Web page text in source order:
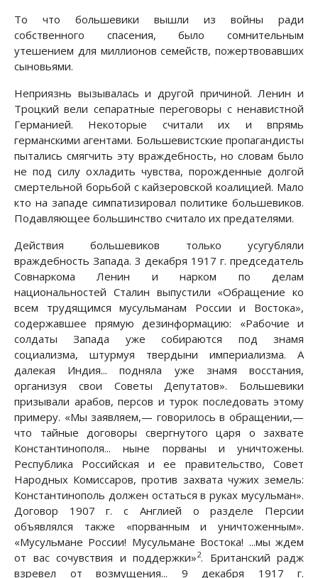
То что большевики вышли из войны ради
собственного спасения, было сомнительным
утешением для миллионов семейств, пожертвовавших
сыновьями.
Неприязнь вызывалась и другой причиной. Ленин и
Троцкий вели сепаратные переговоры с ненавистной
Германией. Некоторые считали их и впрямь
германскими агентами. Большевистские пропагандисты
пытались смягчить эту враждебность, но словам было
не под силу охладить чувства, порожденные долгой
смертельной борьбой с кайзеровской коалицией. Мало
кто на западе симпатизировал политике большевиков.
Подавляющее большинство считало их предателями.
Действия большевиков только усугубляли
враждебность Запада. 3 декабря 1917 г. председатель
Совнаркома Ленин и нарком по делам
национальностей Сталин выпустили «Обращение ко
всем трудящимся мусульманам России и Востока»,
содержавшее прямую дезинформацию: «Рабочие и
солдаты Запада уже собираются под знамя
социализма, штурмуя твердыни империализма. А
далекая Индия... подняла уже знамя восстания,
организуя свои Советы Депутатов». Большевики
призывали арабов, персов и турок последовать этому
примеру. «Мы заявляем,— говорилось в обращении,—
что тайные договоры свергнутого царя о захвате
Константинополя... ныне порваны и уничтожены.
Республика Российская и ее правительство, Совет
Народных Комиссаров, против захвата чужих земель:
Константинополь должен остаться в руках мусульман».
Договор 1907 г. с Англией о разделе Персии
объявлялся также «порванным и уничтоженным».
«Мусульмане России! Мусульмане Востока! ...мы ждем
от вас сочувствия и поддержки»2. Британский радж
взревел от возмущения... 9 декабря 1917 г.